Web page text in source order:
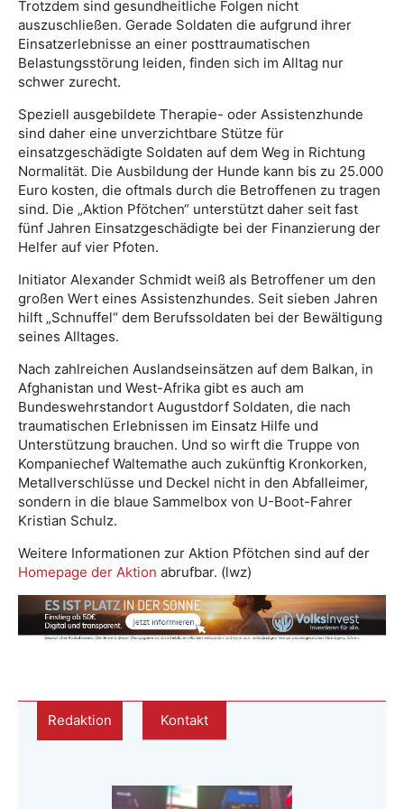
Trotzdem sind gesundheitliche Folgen nicht
auszuschließen. Gerade Soldaten die aufgrund ihrer
Einsatzerlebnisse an einer posttraumatischen
Belastungsstörung leiden, finden sich im Alltag nur
schwer zurecht.
Speziell ausgebildete Therapie- oder Assistenzhunde
sind daher eine unverzichtbare Stütze für
einsatzgeschädigte Soldaten auf dem Weg in Richtung
Normalität. Die Ausbildung der Hunde kann bis zu 25.000
Euro kosten, die oftmals durch die Betroffenen zu tragen
sind. Die „Aktion Pfötchen“ unterstützt daher seit fast
fünf Jahren Einsatzgeschädigte bei der Finanzierung der
Helfer auf vier Pfoten.
Initiator Alexander Schmidt weiß als Betroffener um den
großen Wert eines Assistenzhundes. Seit sieben Jahren
hilft „Schnuffel“ dem Berufssoldaten bei der Bewältigung
seines Alltages.
Nach zahlreichen Auslandseinsätzen auf dem Balkan, in
Afghanistan und West-Afrika gibt es auch am
Bundeswehrstandort Augustdorf Soldaten, die nach
traumatischen Erlebnissen im Einsatz Hilfe und
Unterstützung brauchen. Und so wirft die Truppe von
Kompaniechef Waltemathe auch zukünftig Kronkorken,
Metallverschlüsse und Deckel nicht in den Abfalleimer,
sondern in die blaue Sammelbox von U-Boot-Fahrer
Kristian Schulz.
Weitere Informationen zur Aktion Pfötchen sind auf der
Homepage der Aktion abrufbar. (lwz)
Redaktion Kontakt